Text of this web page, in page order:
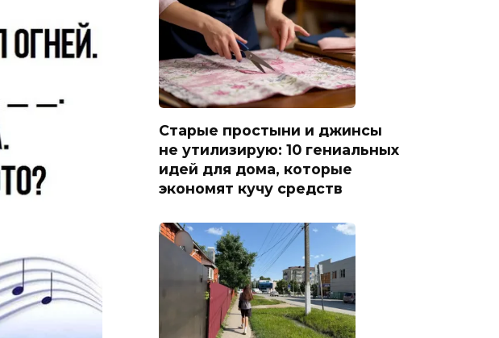
Старые простыни и джинсы
не утилизирую: 10 гениальных
идей для дома, которые
экономят кучу средств